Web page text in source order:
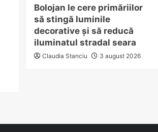
Bolojan le cere primăriilor
să stingă luminile
decorative și să reducă
iluminatul stradal seara
Claudia Stanciu 3 august 2026